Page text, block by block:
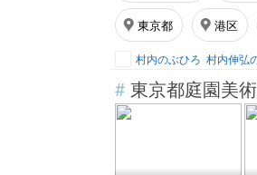
東京都 港区
村内のぶひろ 村内伸弘
# 東京都庭園美